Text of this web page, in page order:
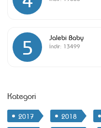
5 Jalebi Baby
İndir: 13499
Kategori
2017 2018